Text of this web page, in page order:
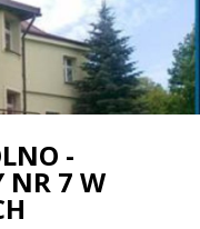
-
NR 7 W